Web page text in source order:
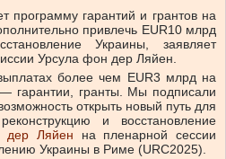
программу гарантий и грантов на
привлечь EUR10 млрд
Украины, заявляет
Урсула фон дер Ляйен.
более чем EUR3 млрд на
гарантии, гранты. Мы подписали
открыть новый путь для
и восстановление
дер Ляйен на пленарной сессии
Украины в Риме (URC2025).